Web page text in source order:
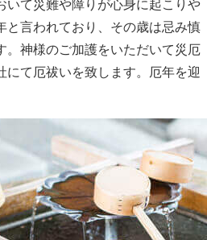
いて災難や障りが心身に起こりや
と言われており、その歳は忌み慎
。神様のご加護をいただいて災厄
にて厄祓いを致します。厄年を迎